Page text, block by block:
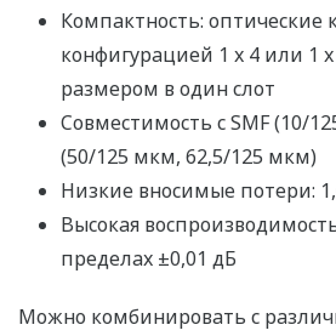
Компактность: оптические
конфигурацией 1 x 4 или 1
размером в один слот
Совместимость с SMF (10/
(50/125 мкм, 62,5/125 мкм)
Низкие вносимые потери:
Высокая
пределах ±0,01 дБ
Можно комбинировать с